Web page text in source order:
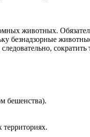
животных.
безнадзорные
бешенства).